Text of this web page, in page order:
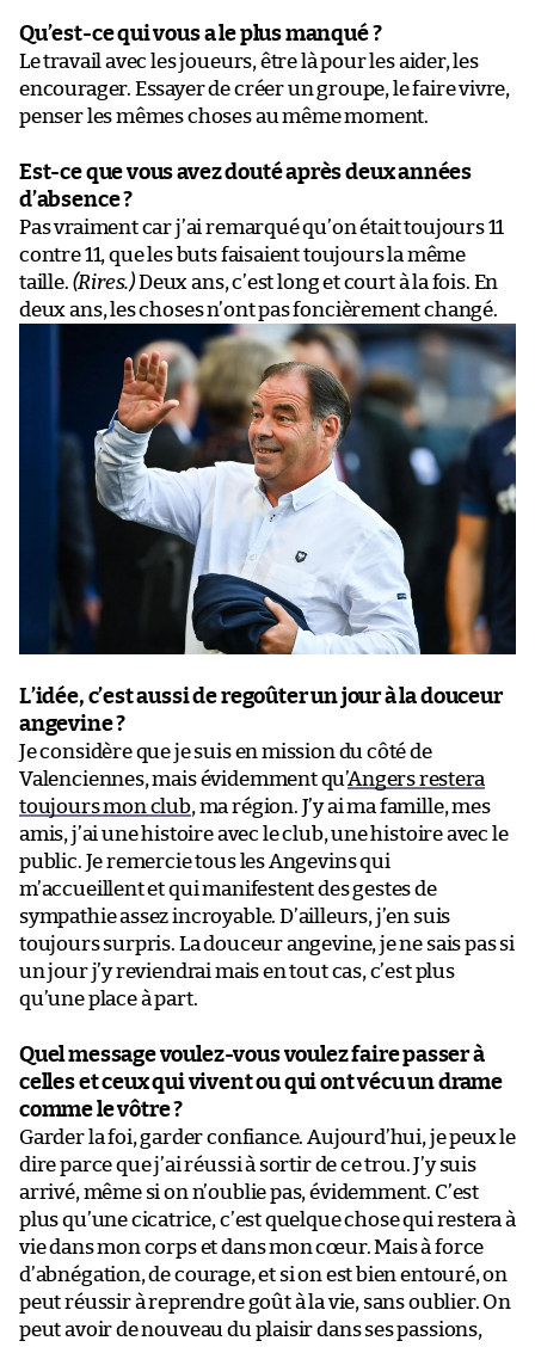
Qu’est-ce qui vous a le plus manqué ?
Le travail avec les joueurs, être là pour les aider, les
encourager. Essayer de créer un groupe, le faire vivre,
penser les mêmes choses au même moment.
Est-ce que vous avez douté après deux années
d’absence ?
Pas vraiment car j’ai remarqué qu’on était toujours 11
contre 11, que les buts faisaient toujours la même
taille. (Rires.)Deux ans, c’est long et court à la fois. En
deux ans, les choses n’ont pas foncièrement changé.
L’idée, c’est aussi de regoûter un jour à la douceur
angevine ?
Je considère que je suis en mission du côté de
Valenciennes, mais évidemment qu’Angers restera
toujours mon club, ma région. J’y ai ma famille, mes
amis, j’ai une histoire avec le club, une histoire avec le
public. Je remercie tous les Angevins qui
m’accueillent et qui manifestent des gestes de
sympathie assez incroyable. D’ailleurs, j’en suis
toujours surpris. La douceur angevine, je ne sais pas si
un jour j’y reviendrai mais en tout cas, c’est plus
qu’une place à part.
Quel message voulez-vous voulez faire passer à
celles et ceux qui vivent ou qui ont vécu un drame
comme le vôtre ?
Garder la foi, garder confiance. Aujourd’hui, je peux le
dire parce que j’ai réussi à sortir de ce trou. J’y suis
arrivé, même si on n’oublie pas, évidemment. C’est
plus qu’une cicatrice, c’est quelque chose qui restera à
vie dans mon corps et dans mon cœur. Mais à force
d’abnégation, de courage, et si on est bien entouré, on
peut réussir à reprendre goût à la vie, sans oublier. On
peut avoir de nouveau du plaisir dans ses passions,